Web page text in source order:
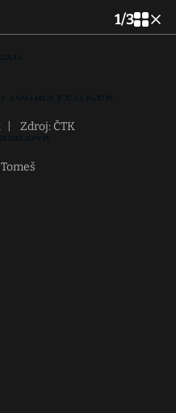
1/3
Zdroj: ČTK